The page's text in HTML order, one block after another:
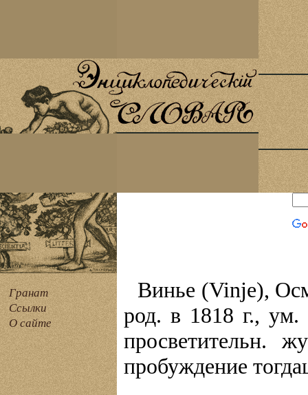
Гранат
Ссылки
О сайте
Винье (Vinje),
род. в 1818 г., ум.
просветительн.
пробуждение